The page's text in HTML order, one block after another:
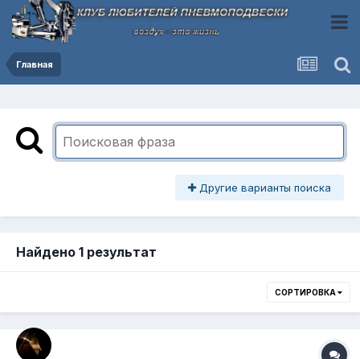
Главная
Другие варианты поиска
Найдено 1 результат
СОРТИРОВКА